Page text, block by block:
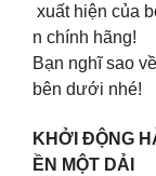
xuất hiện của
n chính hãng!
Bạn nghĩ sao
bên dưới nhé!
KHỞI ĐỘNG
ỀN MỘT DẢI